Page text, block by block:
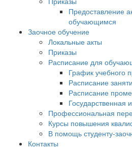
Предоставление
обучающимся
Заочное обучение
Локальные акты
Приказы
Расписание для
График учебного
Расписание
Расписание
Государственная
Профессиональная
Курсы повышения
В помощь студенту-
Контакты